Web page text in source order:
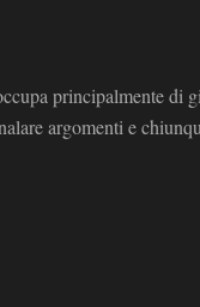
principalmente di
argomenti e